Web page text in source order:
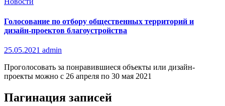
Голосование по отбору общественных территорий и
дизайн-проектов благоустройства
25.05.2021 admin
Проголосовать за понравившиеся объекты или дизайн-
проекты можно с 26 апреля по 30 мая 2021
Пагинация записей